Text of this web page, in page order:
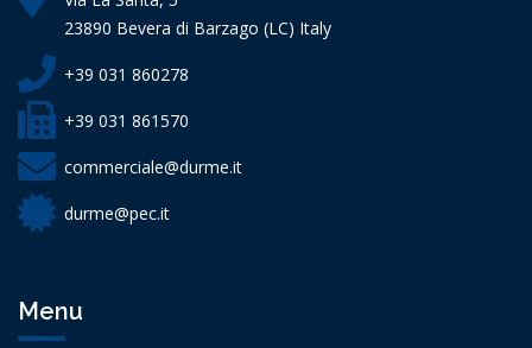
23890 Bevera di Barzago (LC) Italy
+39 031 860278
+39 031 861570
commerciale@durme.it
durme@pec.it
Menu